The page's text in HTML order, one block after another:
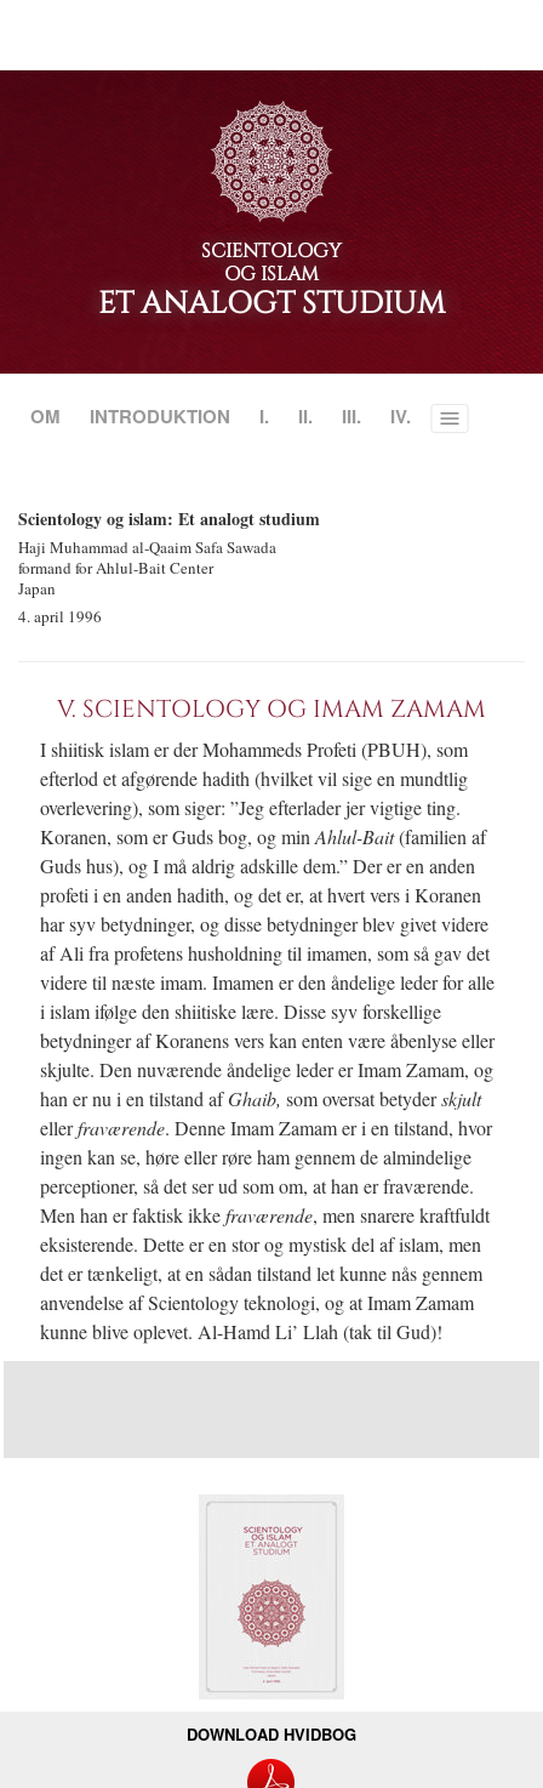
SCIENTOLOGY
OG ISLAM
ET ANALOGT STUDIUM
OM INTRODUKTION I. II. III. IV. Toggle
Scientology og islam: Et analogt studium
Haji Muhammad al‐QaaimSafa Sawada
formand for Ahlul-Bait Center
Japan
4. april 1996
V. SCIENTOLOGY OG IMAM ZAMAM
I shiitisk islam er der Mohammeds Profeti (PBUH), som
efterlod et afgørende hadith (hvilket vil sige en mundtlig
overlevering), som siger: ”Jeg efterlader jer vigtige ting.
Koranen, som er Guds bog, og min Ahlul-Bait(familien af
Guds hus), og I må aldrig adskille dem.” Der er en anden
profeti i en anden hadith, og det er, at hvert vers i Koranen
har syv betydninger, og disse betydninger blev givet videre
af Ali fra profetens husholdning til imamen, som så gav det
videre til næste imam. Imamen er den åndelige leder for alle
i islam ifølge den shiitiske lære. Disse syv forskellige
betydninger af Koranens vers kan enten være åbenlyse eller
skjulte. Den nuværende åndelige leder er Imam Zamam, og
han er nu i en tilstand afGhaib, som oversat betyderskjult
ellerfraværende. Denne Imam Zamam er i en tilstand, hvor
ingen kan se, høre eller røre ham gennem de almindelige
perceptioner, så det ser ud som om, at han er fraværende.
Men han er faktisk ikkefraværende, men snarere kraftfuldt
eksisterende. Dette er en stor og mystisk del af islam, men
det er tænkeligt, at en sådan tilstand let kunne nås gennem
anvendelse af Scientology teknologi, og at Imam Zamam
kunne blive oplevet. Al-Hamd Li’ Llah (tak til Gud)!
DOWNLOAD HVIDBOG